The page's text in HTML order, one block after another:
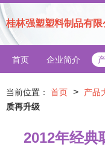
桂林强塑塑料制品有限
首页 企业简介
当前位置： 首页 > 产品
质再升级
2012年经典